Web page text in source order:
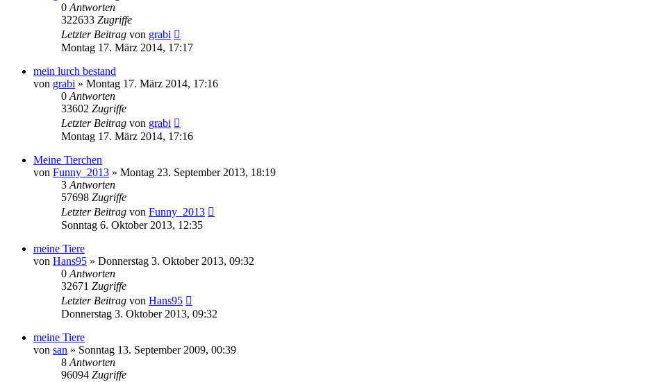
0 Antworten
322633 Zugriffe
Letzter Beitrag von grabi
Montag 17. März 2014, 17:17
mein lurch bestand
von grabi » Montag 17. März 2014, 17:16
0 Antworten
33602 Zugriffe
Letzter Beitrag von grabi
Montag 17. März 2014, 17:16
Meine Tierchen
von Funny_2013 » Montag 23. September 2013, 18:19
3 Antworten
57698 Zugriffe
Letzter Beitrag von Funny_2013
Sonntag 6. Oktober 2013, 12:35
meine Tiere
von Hans95 » Donnerstag 3. Oktober 2013, 09:32
0 Antworten
32671 Zugriffe
Letzter Beitrag von Hans95
Donnerstag 3. Oktober 2013, 09:32
meine Tiere
von san » Sonntag 13. September 2009, 00:39
8 Antworten
96094 Zugriffe